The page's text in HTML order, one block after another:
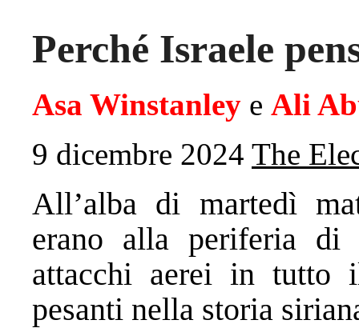
Perché Israele
Asa Winstanley e Ali
9 dicembre 2024 The
All’alba di martedì
erano alla periferia di
attacchi aerei in tutto
pesanti nella storia